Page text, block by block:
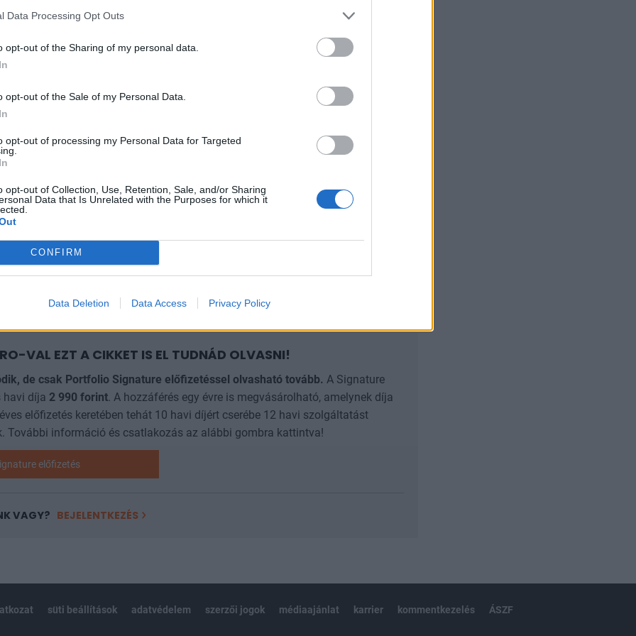
Data Processing Opt Outs
opt-out of the Sharing of my personal data.
opt-out of the Sale of my Personal Data.
opt-out of processing my Personal Data for Targeted
opt-out of Collection, Use, Retention, Sale, and/or Sharing
Data that Is Unrelated with the Purposes for which it
CONFIRM
Data Deletion Data Access Privacy Policy
portfóliót építeni egy gyorsan változó világban? Jelentkezz most, és szerezz
van a tőzsdéken: a Hormuzi-szoros körüli feszültségek, az
kockázatok és az AI-beruházások megtérülésével kapcsolatos
nehezítik a befektetők dolgát.
hol lehet igazán komoly pénzt keresni. Most is van egy ilyen terület:
óriási, a blokkosodó világrend egyik kulcskérdésévé válhat, mégis
kap.Pedig aki időben kapcsol, könnyen az egyik következő nagy
elején találhatja magát.
VAL EZT A CIKKET IS EL TUDNÁD OLVASNI!
de csak Portfolio Signature előfizetéssel olvasható tovább. A Signature
havi díja 2 990 forint. A hozzáférés egy évre is megvásárolható, amelynek díja
előfizetés keretében tehát 10 havi díjért cserébe 12 havi szolgáltatást
További információ és csatlakozás az alábbi gombra kattintva!
előfizetés
VAGY? BEJELENTKEZÉS
süti beállítások adatvédelem szerzői jogok médiaajánlat karrier kommentkezelés ÁSZF